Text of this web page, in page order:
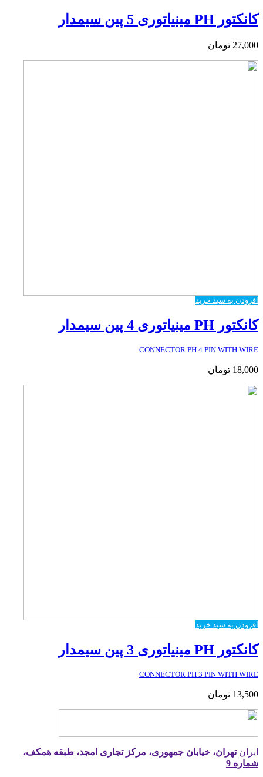
کانکتور PH مینیاتوری 5 پین سیمدار
27,000 تومان
افزودن به سبد خرید
کانکتور PH مینیاتوری 4 پین سیمدار
CONNECTOR PH 4 PIN WITH WIRE
18,000 تومان
افزودن به سبد خرید
کانکتور PH مینیاتوری 3 پین سیمدار
CONNECTOR PH 3 PIN WITH WIRE
13,500 تومان
ایرانتهران، خیابان جمهوری، مرکز تجاری امجد، طبقه همکف،
شماره 9